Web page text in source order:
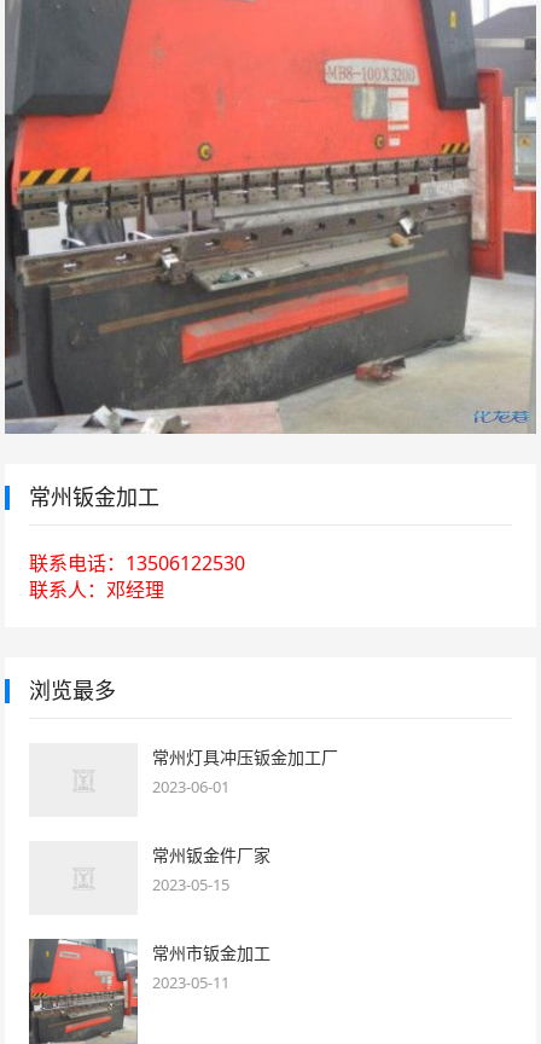
常州钣金加工
联系电话：13506122530
联系人：邓经理
浏览最多
常州灯具冲压钣金加工厂
2023-06-01
常州钣金件厂家
2023-05-15
常州市钣金加工
2023-05-11